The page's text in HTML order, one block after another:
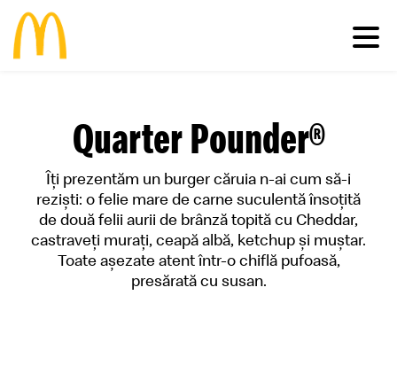
Vită
Porc
Peşte
Cartofi
Băuturi
Deserturi
Salate
Micul Dejun
Gustări
Happy Meal®
Meniuri
Sosuri
Happy Meal®
Comunitate
Impactul economic în România
Inițiative sustenabile
Casa Ronald McDonald® România
Restaurante
Vino în echipa noastră
Quarter Pounder®
Îți prezentăm un burger căruia n-ai cum să-i
reziști: o felie mare de carne suculentă însoțită
de două felii aurii de brânză topită cu Cheddar,
castraveți murați, ceapă albă, ketchup și muștar.
Toate așezate atent într-o chiflă pufoasă,
presărată cu susan.